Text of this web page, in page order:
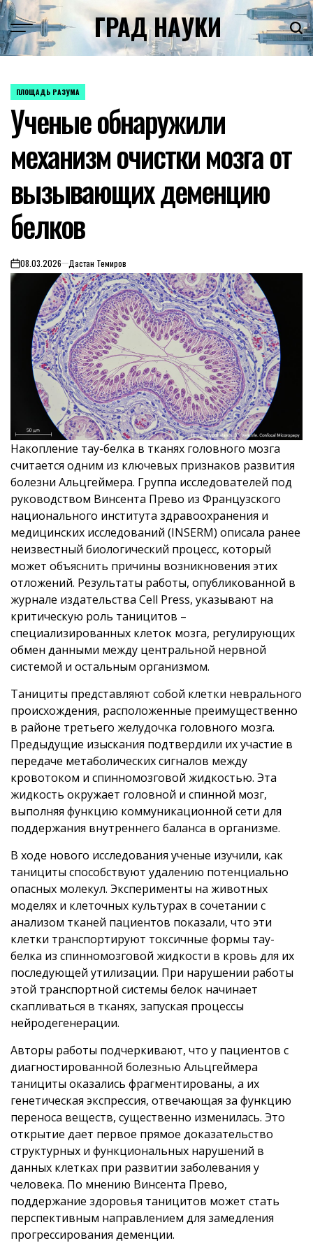
Skip
to
content
ГРАД НАУКИ
POSTED
ПЛОЩАДЬ РАЗУМА
Ученые обнаружили
механизм очистки мозга от
вызывающих деменцию
белков
on08.03.2026 Дастан Темиров
Накопление тау-белка в тканях головного мозга
считается одним из ключевых признаков развития
болезни Альцгеймера. Группа исследователей под
руководством Винсента Прево из Французского
национального института здравоохранения и
медицинских исследований (INSERM) описала ранее
неизвестный биологический процесс, который
может объяснить причины возникновения этих
отложений. Результаты работы, опубликованной в
журнале издательства Cell Press, указывают на
критическую роль таницитов –
специализированных клеток мозга, регулирующих
обмен данными между центральной нервной
системой и остальным организмом.
Танициты представляют собой клетки неврального
происхождения, расположенные преимущественно
в районе третьего желудочка головного мозга.
Предыдущие изыскания подтвердили их участие в
передаче метаболических сигналов между
кровотоком и спинномозговой жидкостью. Эта
жидкость окружает головной и спинной мозг,
выполняя функцию коммуникационной сети для
поддержания внутреннего баланса в организме.
В ходе нового исследования ученые изучили, как
танициты способствуют удалению потенциально
опасных молекул. Эксперименты на животных
моделях и клеточных культурах в сочетании с
анализом тканей пациентов показали, что эти
клетки транспортируют токсичные формы тау-
белка из спинномозговой жидкости в кровь для их
последующей утилизации. При нарушении работы
этой транспортной системы белок начинает
скапливаться в тканях, запуская процессы
нейродегенерации.
Авторы работы подчеркивают, что у пациентов с
диагностированной болезнью Альцгеймера
танициты оказались фрагментированы, а их
генетическая экспрессия, отвечающая за функцию
переноса веществ, существенно изменилась. Это
открытие дает первое прямое доказательство
структурных и функциональных нарушений в
данных клетках при развитии заболевания у
человека. По мнению Винсента Прево,
поддержание здоровья таницитов может стать
перспективным направлением для замедления
прогрессирования деменции.